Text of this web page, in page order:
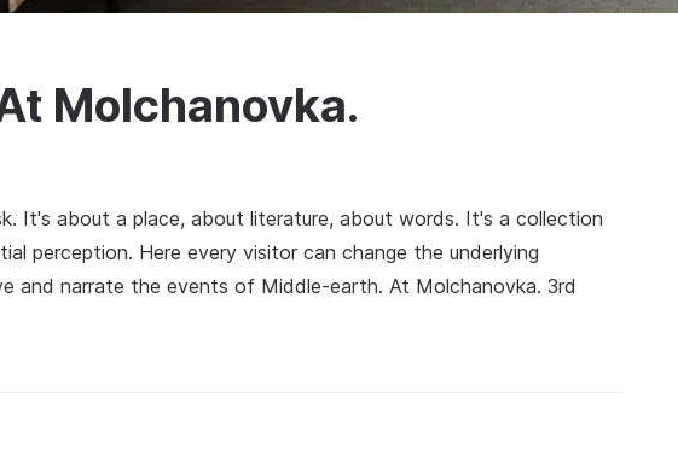
Molchanovka.
It's about a place, about literature, about words. It's a collection
perception. Here every visitor can change the underlying
and narrate the events of Middle-earth. At Molchanovka. 3rd